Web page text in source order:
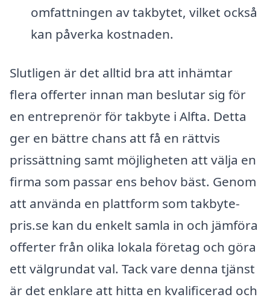
omfattningen av takbytet, vilket också
kan påverka kostnaden.
Slutligen är det alltid bra att inhämtar
flera offerter innan man beslutar sig för
en entreprenör för takbyte i Alfta. Detta
ger en bättre chans att få en rättvis
prissättning samt möjligheten att välja en
firma som passar ens behov bäst. Genom
att använda en plattform som takbyte-
pris.se kan du enkelt samla in och jämföra
offerter från olika lokala företag och göra
ett välgrundat val. Tack vare denna tjänst
är det enklare att hitta en kvalificerad och